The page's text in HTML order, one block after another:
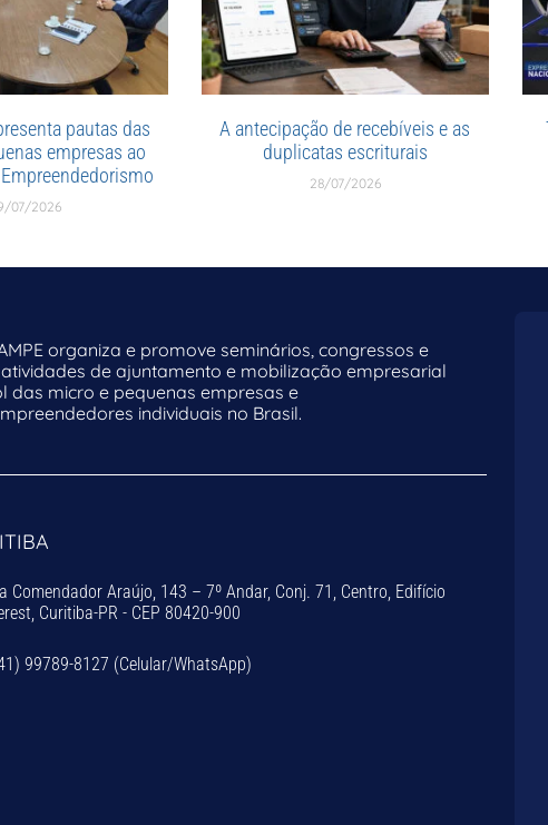
pautas das
empresas ao
07/2026
A antecipação de recebíveis e as
duplicatas escriturais
28/07/2026
organiza e promove seminários, congressos e
de ajuntamento e mobilização empresarial
das micro e pequenas empresas e
individuais no Brasil.
Comendador Araújo, 143 – 7º Andar, Conj. 71, Centro, Edifício
Curitiba-PR - CEP 80420-900
99789-8127 (Celular/WhatsApp)